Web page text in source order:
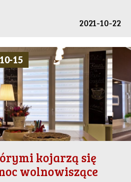
2021-10-22
15
kojarzą się
wolnowiszące